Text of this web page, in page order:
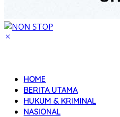
HOME
BERITA UTAMA
HUKUM & KRIMINAL
NASIONAL